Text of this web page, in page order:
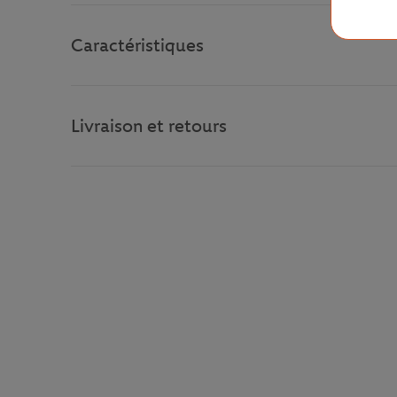
Caractéristiques
Livraison et retours